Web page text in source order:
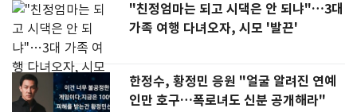
"친정엄마는 되고 시댁은 안 되냐"…3대
가족 여행 다녀오자, 시모 '발끈'
한정수, 황정민 응원 "얼굴 알려진 연예
인만 호구…폭로녀도 신분 공개해라"